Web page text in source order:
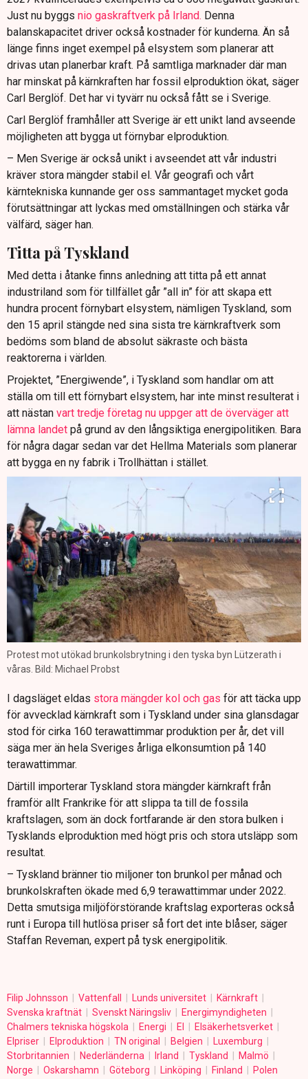
Just nu byggs nio gaskraftverk på Irland. Denna
balanskapacitet driver också kostnader för kunderna. Än så
länge finns inget exempel på elsystem som planerar att
drivas utan planerbar kraft. På samtliga marknader där man
har minskat på kärnkraften har fossil elproduktion ökat, säger
Carl Berglöf. Det har vi tyvärr nu också fått se i Sverige.
Carl Berglöf framhåller att Sverige är ett unikt land avseende
möjligheten att bygga ut förnybar elproduktion.
– Men Sverige är också unikt i avseendet att vår industri
kräver stora mängder stabil el. Vår geografi och vårt
kärntekniska kunnande ger oss sammantaget mycket goda
förutsättningar att lyckas med omställningen och stärka vår
välfärd, säger han.
Titta på Tyskland
Med detta i åtanke finns anledning att titta på ett annat
industriland som för tillfället går ”all in” för att skapa ett
hundra procent förnybart elsystem, nämligen Tyskland, som
den 15 april stängde ned sina sista tre kärnkraftverk som
bedöms som bland de absolut säkraste och bästa
reaktorerna i världen.
Projektet, ”Energiwende”, i Tyskland som handlar om att
ställa om till ett förnybart elsystem, har inte minst resulterat i
att nästan vart tredje företag nu uppger att de överväger att
lämna landet på grund av den långsiktiga energipolitiken. Bara
för några dagar sedan var det Hellma Materials som planerar
att bygga en ny fabrik i Trollhättan i stället.
Protest mot utökad brunkolsbrytning i den tyska byn Lützerath i
våras. Bild: Michael Probst
I dagsläget eldas stora mängder kol och gas för att täcka upp
för avvecklad kärnkraft som i Tyskland under sina glansdagar
stod för cirka 160 terawattimmar produktion per år, det vill
säga mer än hela Sveriges årliga elkonsumtion på 140
terawattimmar.
Därtill importerar Tyskland stora mängder kärnkraft från
framför allt Frankrike för att slippa ta till de fossila
kraftslagen, som än dock fortfarande är den stora bulken i
Tysklands elproduktion med högt pris och stora utsläpp som
resultat.
– Tyskland bränner tio miljoner ton brunkol per månad och
brunkolskraften ökade med 6,9 terawattimmar under 2022.
Detta smutsiga miljöförstörande kraftslag exporteras också
runt i Europa till hutlösa priser så fort det inte blåser, säger
Staffan Reveman, expert på tysk energipolitik.
Filip Johnsson Vattenfall Lunds universitet
Kärnkraft
Svenska kraftnät
Svenskt Näringsliv
Energimyndigheten
Chalmers tekniska högskola
Energi El
Elsäkerhetsverket
Elpriser
Elproduktion TN original Belgien
Luxemburg
Storbritannien
Nederländerna Irland Tyskland
Malmö
Norge
Oskarshamn Göteborg Linköping Finland Polen